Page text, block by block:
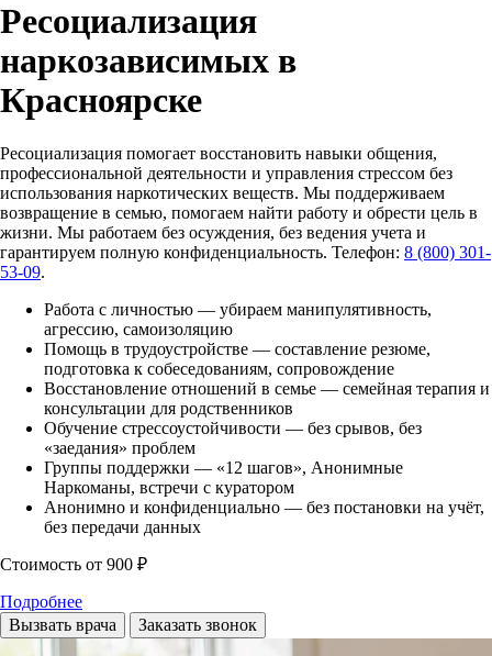
Ресоциализация
наркозависимых в
Красноярске
Ресоциализация помогает восстановить навыки общения,
профессиональной деятельности и управления стрессом без
использования наркотических веществ. Мы поддерживаем
возвращение в семью, помогаем найти работу и обрести цель в
жизни. Мы работаем без осуждения, без ведения учета и
гарантируем полную конфиденциальность. Телефон: 8 (800) 301-
53-09.
Работа с личностью — убираем манипулятивность,
агрессию, самоизоляцию
Помощь в трудоустройстве — составление резюме,
подготовка к собеседованиям, сопровождение
Восстановление отношений в семье — семейная терапия и
консультации для родственников
Обучение стрессоустойчивости — без срывов, без
«заедания» проблем
Группы поддержки — «12 шагов», Анонимные
Наркоманы, встречи с куратором
Анонимно и конфиденциально — без постановки на учёт,
без передачи данных
Стоимость от 900 ₽
Подробнее
Вызвать врача
Заказать звонок